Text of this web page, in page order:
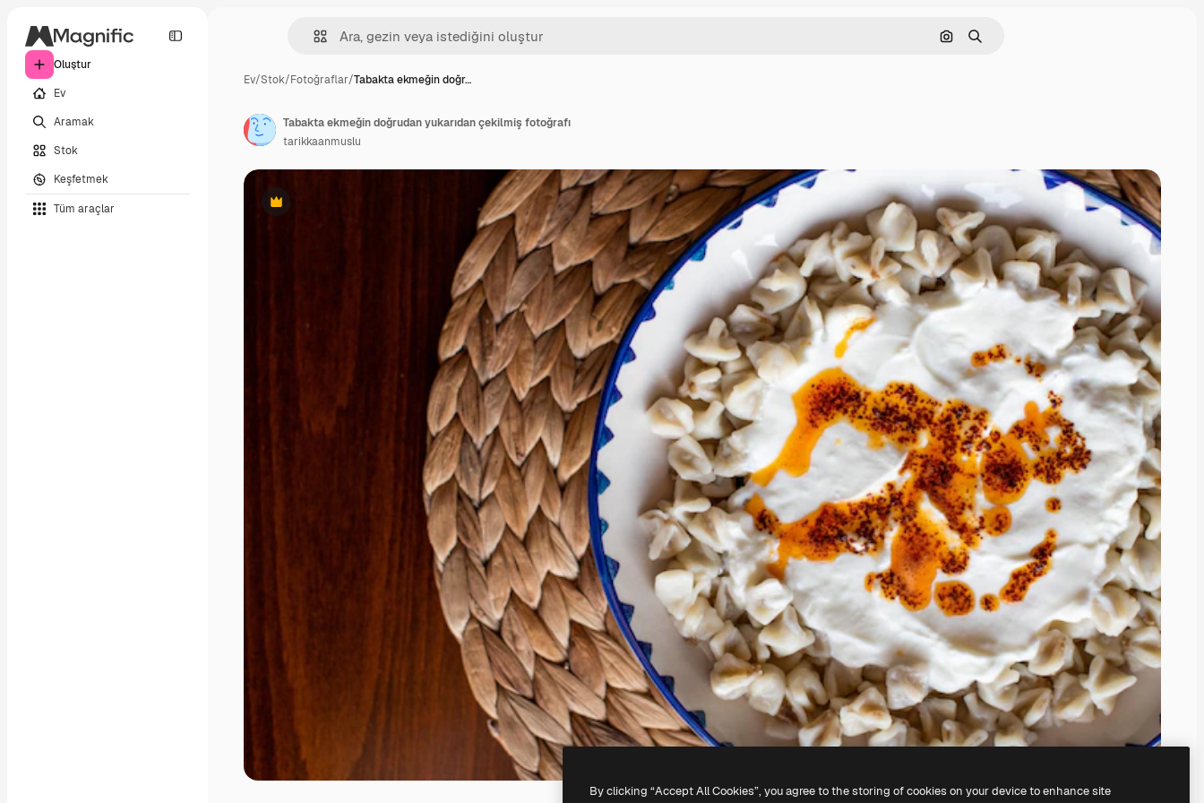
Oluştur
Ev
Aramak
Stok
Keşfetmek
Tüm araçlar
Görüntüyle ara
Aramak
Ev/Stok/Fotoğraflar/Tabakta ekmeğin doğr…
Premium
Tabakta ekmeğin doğrudan yukarıdan çekilmiş fotoğrafı
tarikkaanmuslu
By clicking “Accept All Cookies”, you agree to the storing of cookies on your device to enhance site